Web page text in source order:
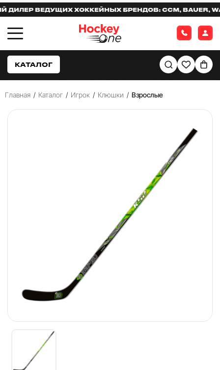
ВЕДУЩИХ ХОККЕЙНЫХ БРЕНДОВ: CCM, BAUER,
КАТАЛОГ
Главная / Каталог / Игрок / Клюшки / Взрослые